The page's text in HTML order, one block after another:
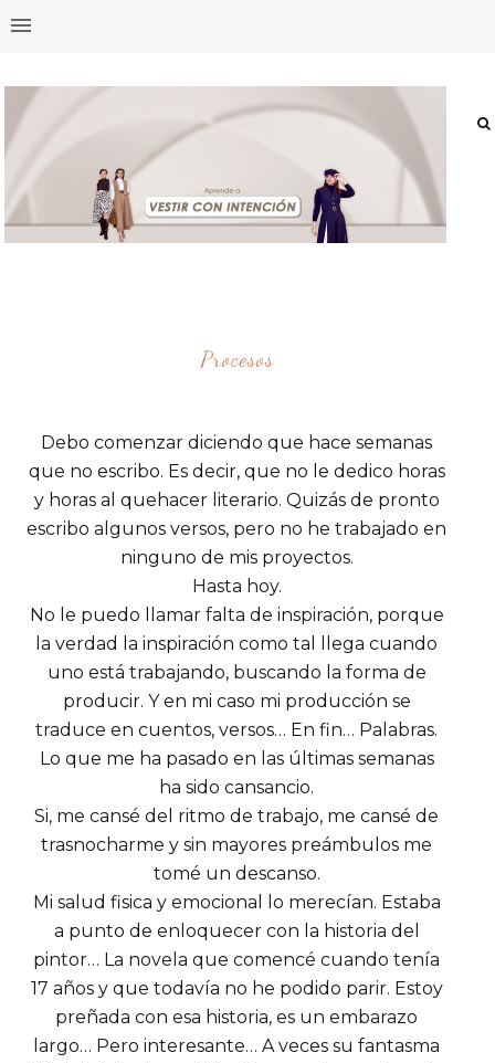
Procesos
Debo comenzar diciendo que hace semanas
que no escribo. Es decir, que no le dedico horas
y horas al quehacer literario. Quizás de pronto
escribo algunos versos, pero no he trabajado en
ninguno de mis proyectos.
Hasta hoy.
No le puedo llamar falta de inspiración, porque
la verdad la inspiración como tal llega cuando
uno está trabajando, buscando la forma de
producir. Y en mi caso mi producción se
traduce en cuentos, versos… En fin… Palabras.
Lo que me ha pasado en las últimas semanas
ha sido cansancio.
Si, me cansé del ritmo de trabajo, me cansé de
trasnocharme y sin mayores preámbulos me
tomé un descanso.
Mi salud fisica y emocional lo merecían. Estaba
a punto de enloquecer con la historia del
pintor… La novela que comencé cuando tenía
17 años y que todavía no he podido parir. Estoy
preñada con esa historia, es un embarazo
largo… Pero interesante… A veces su fantasma